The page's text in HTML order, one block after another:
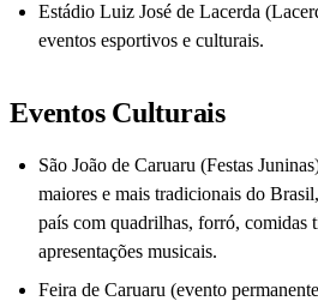
Estádio Luiz José de Lacerda
eventos esportivos e culturais.
Eventos Culturais
São João de Caruaru (Festas
maiores e mais tradicionais do
país com quadrilhas, forró, comidas
apresentações musicais.
Feira de Caruaru (evento